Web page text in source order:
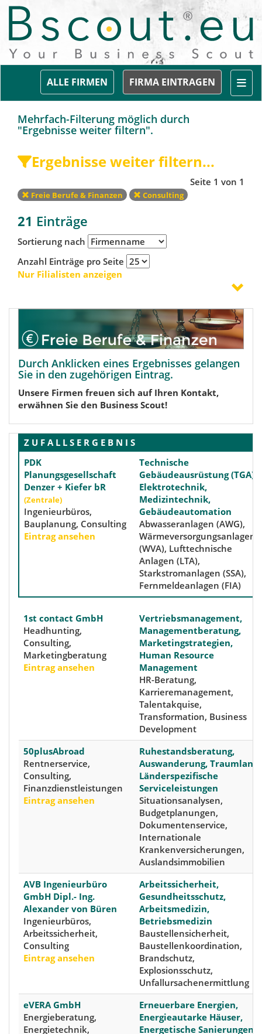
FIRMA EINTRAGEN
ALLE FIRMEN
Mehrfach-Filterung möglich durch
"Ergebnisse weiter filtern".
Ergebnisse weiter filtern...
Seite 1 von 1
Freie Berufe & Finanzen Consulting
21 Einträge
Sortierung nach
Anzahl Einträge pro Seite
Nur Filialisten anzeigen
Durch Anklicken eines Ergebnisses gelangen
Sie in den zugehörigen Eintrag.
Unsere Firmen freuen sich auf Ihren Kontakt,
erwähnen Sie den Business Scout!
Z U F A L L S E R G E B N I S
PDK
Planungsgesellschaft
Denzer + Kiefer bR
(Zentrale)
Ingenieurbüros,
Bauplanung, Consulting
Eintrag ansehen
Technische
Gebäudeausrüstung (TGA),
Elektrotechnik,
Medizintechnik,
Gebäudeautomation
Abwasseranlagen (AWG),
Wärmeversorgungsanlagen
(WVA), Lufttechnische
Anlagen (LTA),
Starkstromanlagen (SSA),
Fernmeldeanlagen (FIA)
1st contact GmbH
Headhunting,
Consulting,
Marketingberatung
Eintrag ansehen
Vertriebsmanagement,
Managementberatung,
Marketingstrategien,
Human Resource
Management
HR-Beratung,
Karrieremanagement,
Talentakquise,
Transformation, Business
Development
50plusAbroad
Rentnerservice,
Consulting,
Finanzdienstleistungen
Eintrag ansehen
Ruhestandsberatung,
Auswanderung, Traumland,
Länderspezifische
Serviceleistungen
Situationsanalysen,
Budgetplanungen,
Dokumentenservice,
Internationale
Krankenversicherungen,
Auslandsimmobilien
AVB Ingenieurbüro
GmbH Dipl.- Ing.
Alexander von Büren
Ingenieurbüros,
Arbeitssicherheit,
Consulting
Eintrag ansehen
Arbeitssicherheit,
Gesundheitsschutz,
Arbeitsmedizin,
Betriebsmedizin
Baustellensicherheit,
Baustellenkoordination,
Brandschutz,
Explosionsschutz,
Unfallursachenermittlung
eVERA GmbH
Energieberatung,
Energietechnik,
Erneuerbare Energien,
Energieautarke Häuser,
Energetische Sanierungen,